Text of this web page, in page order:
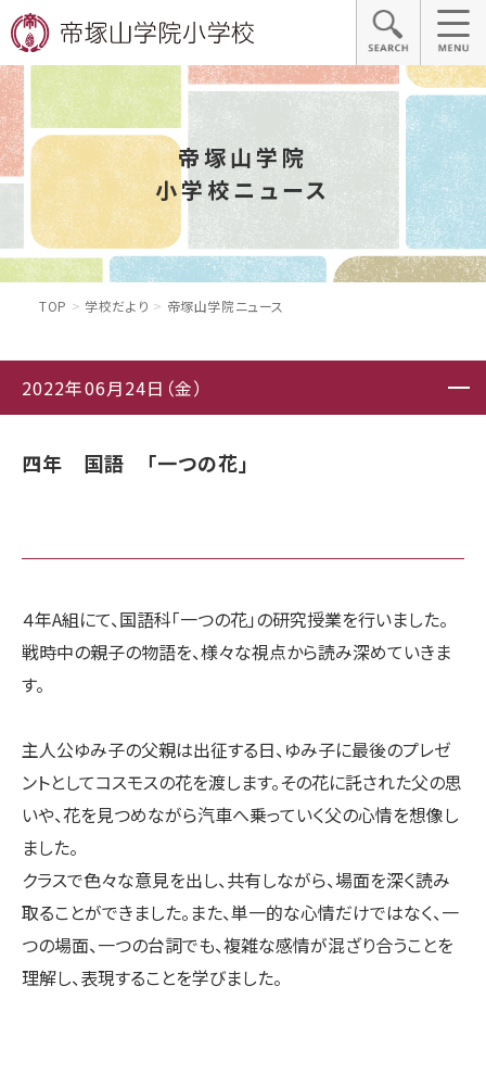
帝塚山学院
小学校ニュース
TOP 学校だより 帝塚山学院ニュース
2022年06月24日（金）
四年 国語 「一つの花」
４年A組にて、国語科「一つの花」の研究授業を行いました。
戦時中の親子の物語を、様々な視点から読み深めていきま
す。
主人公ゆみ子の父親は出征する日、ゆみ子に最後のプレゼ
ントとしてコスモスの花を渡します。その花に託された父の思
いや、花を見つめながら汽車へ乗っていく父の心情を想像し
ました。
クラスで色々な意見を出し、共有しながら、場面を深く読み
取ることができました。また、単一的な心情だけではなく、一
つの場面、一つの台詞でも、複雑な感情が混ざり合うことを
理解し、表現することを学びました。